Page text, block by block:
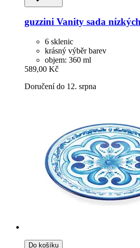
guzzini Vanity sada
6 sklenic
krásný výběr barev
objem: 360 ml
589,00 Kč
Doručení do 12. srpna
Do košíku